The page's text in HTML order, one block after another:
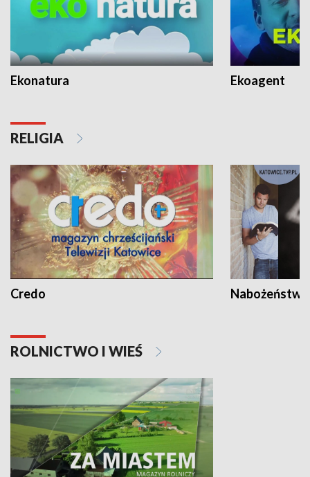
Ekonatura Ekoagent
RELIGIA
Credo
ROLNICTWO I WIEŚ